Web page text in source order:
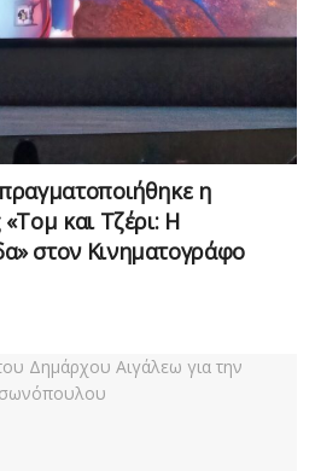
η
και Τζέρι: Η
στον Κινηματογράφο